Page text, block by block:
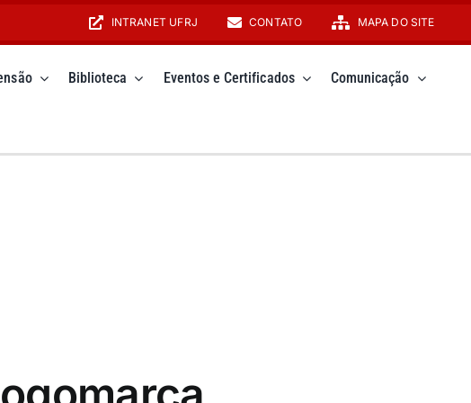
INTRANET UFRJ CONTATO MAPA DO SITE
Biblioteca Eventos e Certificados Comunicação